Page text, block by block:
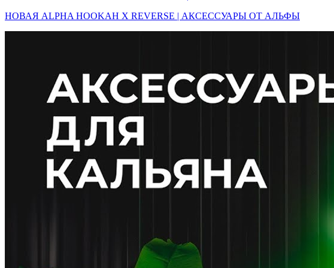
НОВАЯ ALPHA HOOKAH X REVERSE | АКСЕССУАРЫ ОТ АЛЬФЫ